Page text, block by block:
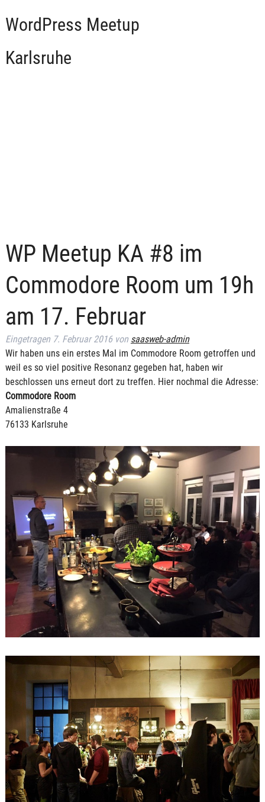
WordPress Meetup
Karlsruhe
WP Meetup KA #8 im
Commodore Room um 19h
am 17. Februar
Eingetragen 7. Februar 2016 von saasweb-admin
Wir haben uns ein erstes Mal im Commodore Room getroffen und
weil es so viel positive Resonanz gegeben hat, haben wir
beschlossen uns erneut dort zu treffen. Hier nochmal die Adresse:
Commodore Room
Amalienstraße 4
76133 Karlsruhe